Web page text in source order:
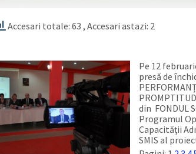
Accesari totale: 63, Accesari astazi: 2
Pe 12
presă de
din FONDUL
Programul
Capacităţii
SMIS al